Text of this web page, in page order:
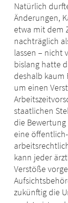
Natürlich
Änderungen,
etwa mit dem
nachträglich
lassen – nicht
bislang hatte
deshalb kaum
um einen
staatlichen
die
eine
kann jeder
Verstöße
zukünftig die